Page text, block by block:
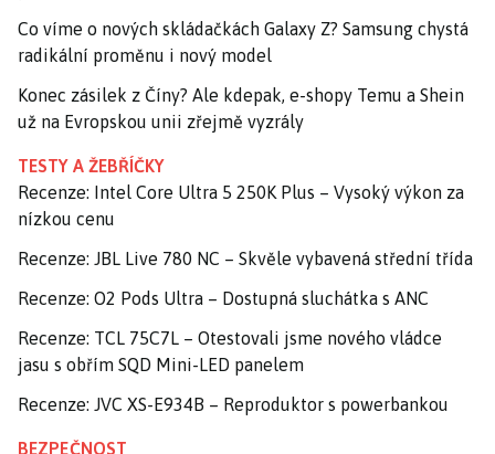
Co víme o nových skládačkách Galaxy Z? Samsung chystá
radikální proměnu i nový model
Konec zásilek z Číny? Ale kdepak, e-shopy Temu a Shein
už na Evropskou unii zřejmě vyzrály
TESTY A ŽEBŘÍČKY
Recenze: Intel Core Ultra 5 250K Plus – Vysoký výkon za
nízkou cenu
Recenze: JBL Live 780 NC – Skvěle vybavená střední třída
Recenze: O2 Pods Ultra – Dostupná sluchátka s ANC
Recenze: TCL 75C7L – Otestovali jsme nového vládce
jasu s obřím SQD Mini-LED panelem
Recenze: JVC XS-E934B – Reproduktor s powerbankou
BEZPEČNOST